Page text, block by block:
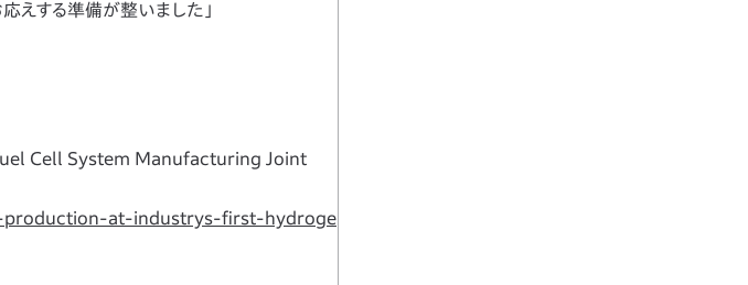
えする準備が整いました」
Cell System Manufacturing Joint
production-at-industrys-first-hydroge